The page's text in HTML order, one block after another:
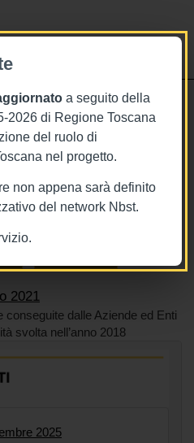
a seguito della
2026 di Regione Toscana
del ruolo di
nel progetto.
non appena sarà definito
del network Nbst.
12 luglio 2021
2021
dalle Aziende ed Enti
svolta nell’anno 2018
2025